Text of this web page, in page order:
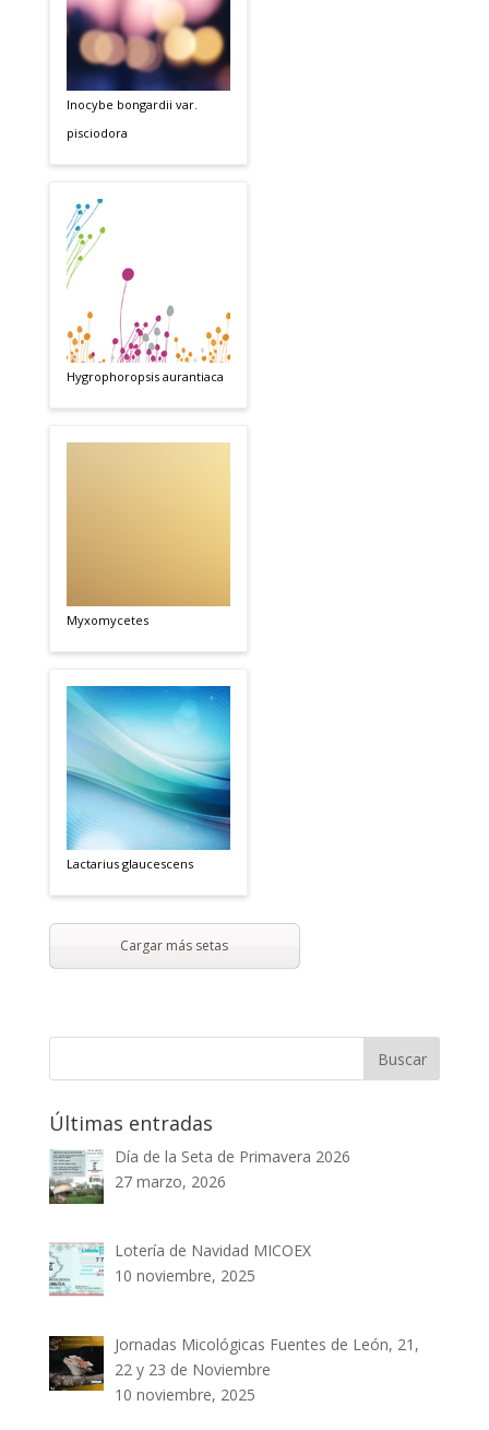
Inocybe bongardii var.
pisciodora
Hygrophoropsis aurantiaca
Myxomycetes
Lactarius glaucescens
Cargar más setas
Últimas entradas
Día de la Seta de Primavera 2026
27 marzo, 2026
Lotería de Navidad MICOEX
10 noviembre, 2025
Jornadas Micológicas Fuentes de León, 21,
22 y 23 de Noviembre
10 noviembre, 2025